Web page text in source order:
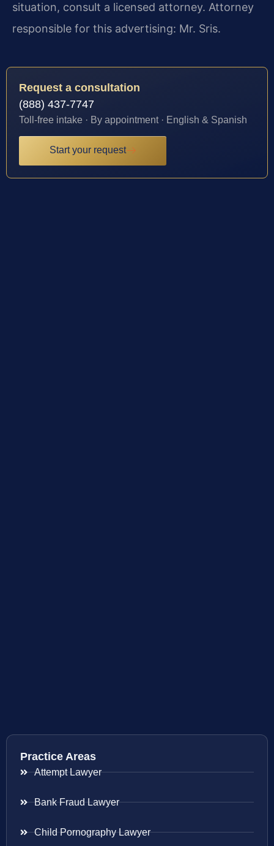
situation, consult a licensed attorney. Attorney
responsible for this advertising: Mr. Sris.
Request a consultation
(888) 437-7747
Toll-free intake · By appointment · English & Spanish
Start your request
Practice Areas
Attempt Lawyer
Bank Fraud Lawyer
Child Pornography Lawyer